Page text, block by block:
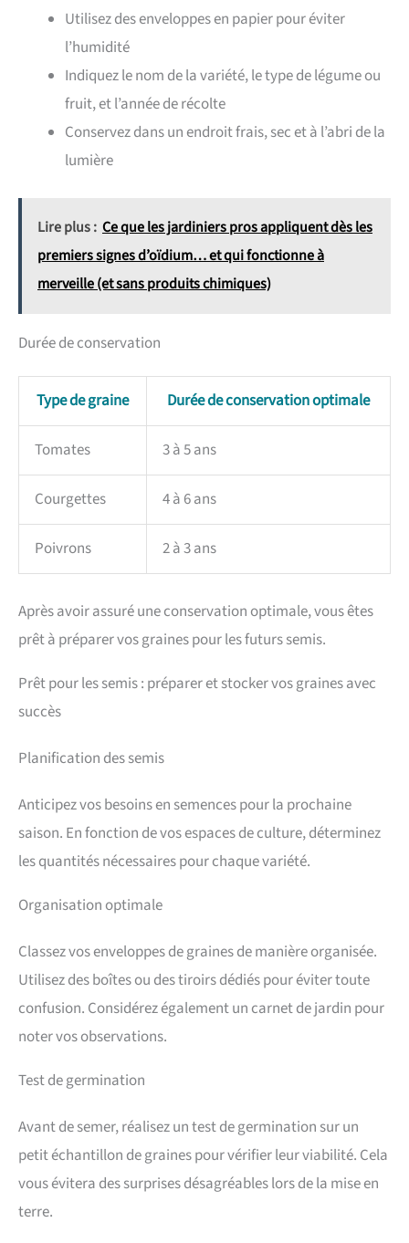
Utilisez des enveloppes en papier pour éviter
l’humidité
Indiquez le nom de la variété, le type de légume ou
fruit, et l’année de récolte
Conservez dans un endroit frais, sec et à l’abri de la
lumière
Lire plus : Ce que les jardiniers pros appliquent dès les
premiers signes d’oïdium… et qui fonctionne à
merveille (et sans produits chimiques)
Durée de conservation
Type de graine Durée de conservation optimale
Tomates 3 à 5 ans
Courgettes 4 à 6 ans
Poivrons 2 à 3 ans
Après avoir assuré une conservation optimale, vous êtes
prêt à préparer vos graines pour les futurs semis.
Prêt pour les semis : préparer et stocker vos graines avec
succès
Planification des semis
Anticipez vos besoins en semences pour la prochaine
saison. En fonction de vos espaces de culture, déterminez
les quantités nécessaires pour chaque variété.
Organisation optimale
Classez vos enveloppes de graines de manière organisée.
Utilisez des boîtes ou des tiroirs dédiés pour éviter toute
confusion. Considérez également un carnet de jardin pour
noter vos observations.
Test de germination
Avant de semer, réalisez un test de germination sur un
petit échantillon de graines pour vérifier leur viabilité. Cela
vous évitera des surprises désagréables lors de la mise en
terre.